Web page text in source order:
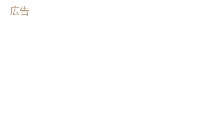
広告